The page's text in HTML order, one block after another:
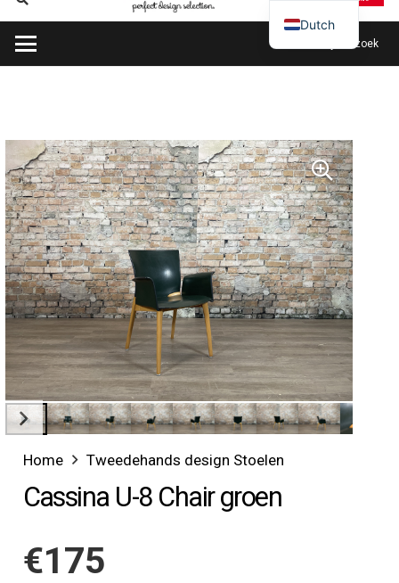
Plan mijn bezoek
Home Tweedehands design Stoelen
Cassina U-8 Chair groen
€175
Dutch